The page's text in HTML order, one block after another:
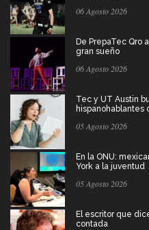
06 Agosto 2026
De PrepaTec Qro
gran sueño
06 Agosto 2026
Tec y UT Austin
hispanohablantes
05 Agosto 2026
En la ONU:
York a la juventud
05 Agosto 2026
El escritor que
contada